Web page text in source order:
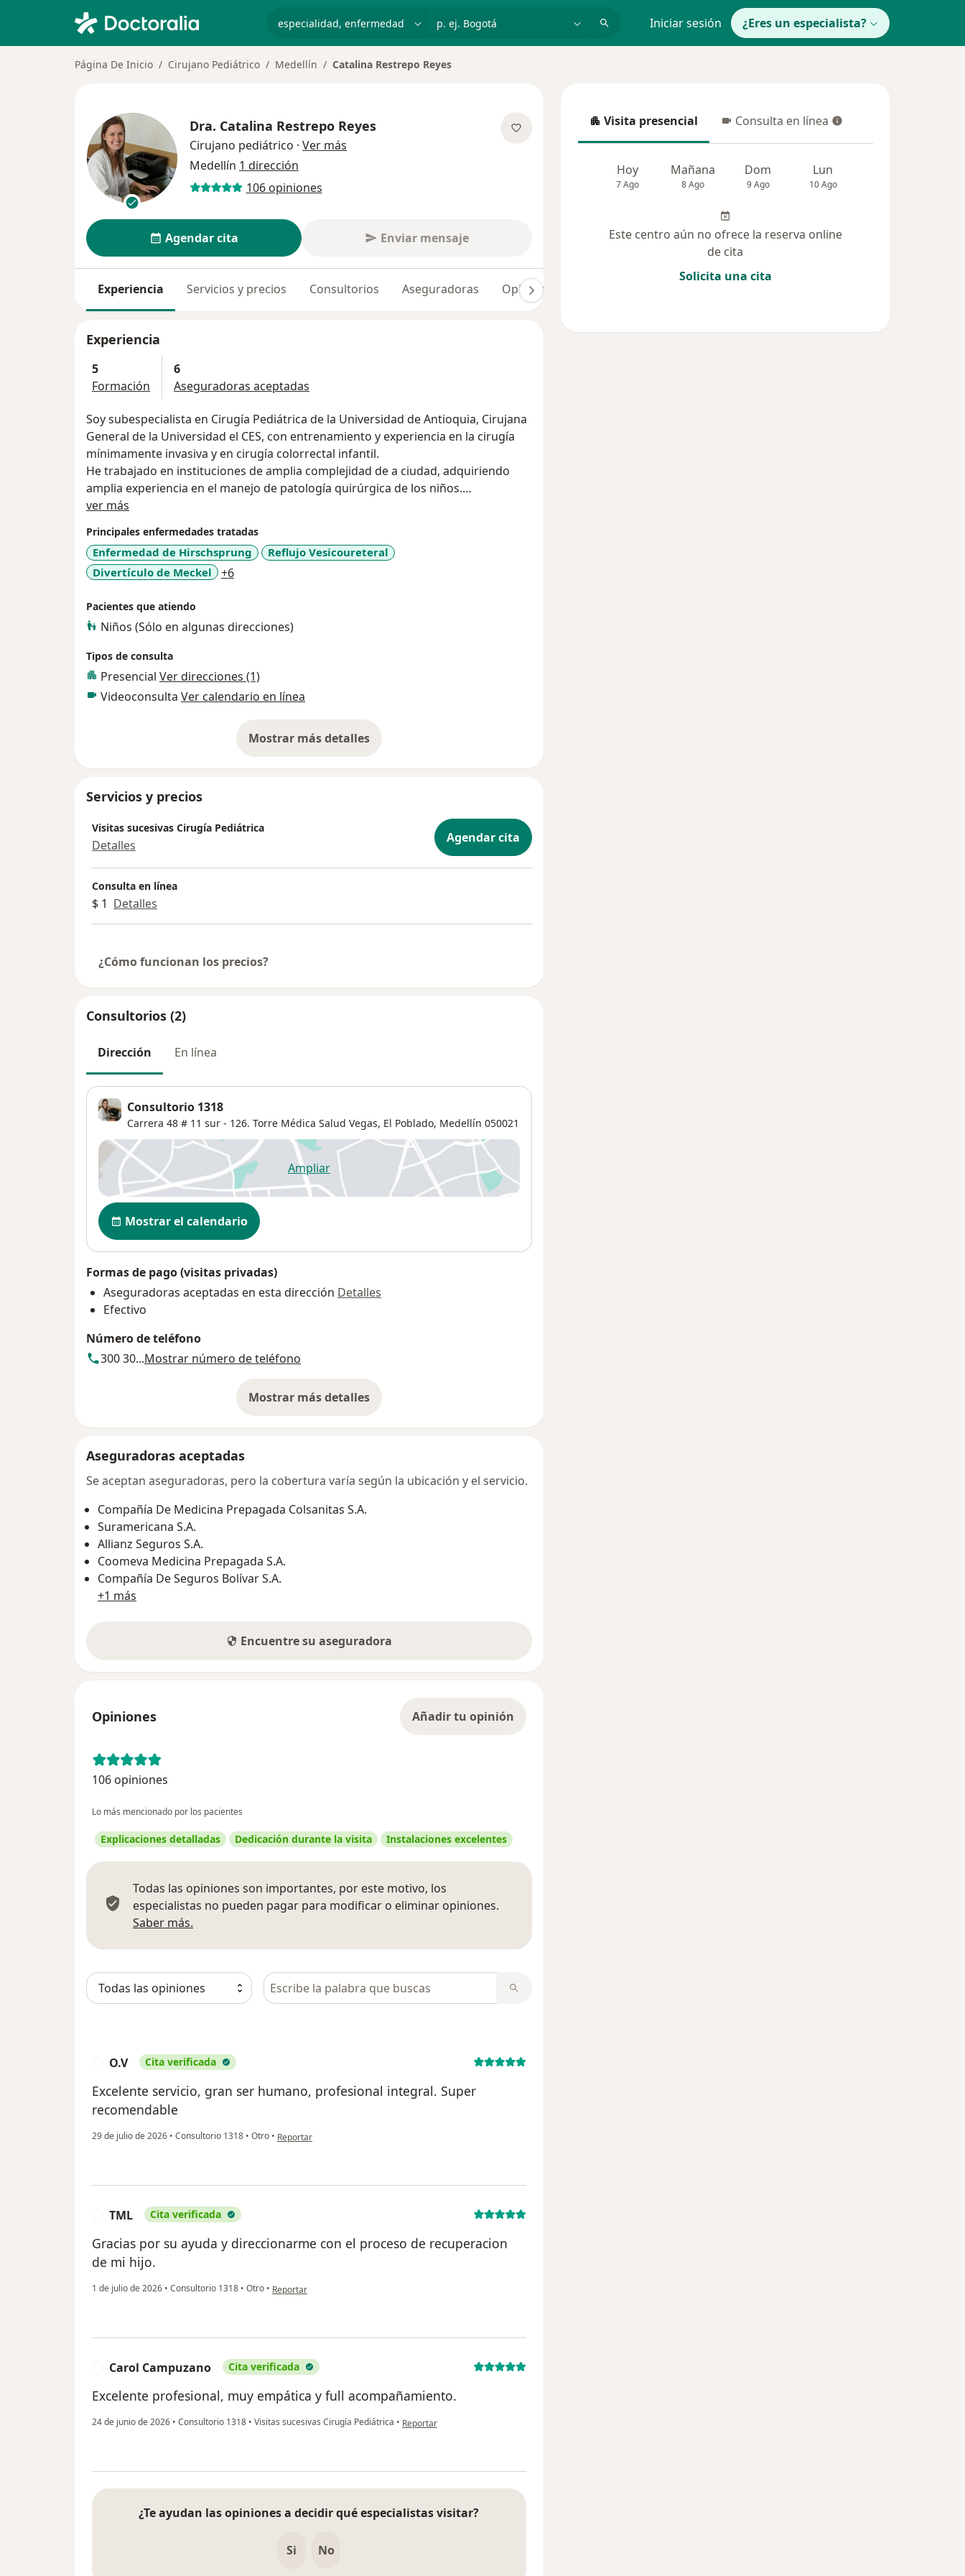
p. ej. Bogotá Iniciar sesión ¿Eres un especialista?
Página De Inicio Cirujano Pediátrico Medellín Catalina Restrepo Reyes
Dra. Catalina Restrepo Reyes
Cirujano pediátrico · Ver más
Medellín 1 dirección
106 opiniones
Agendar cita Enviar mensaje
Experiencia Servicios y precios Consultorios Aseguradoras Opiniones (106)
Experiencia
5
Formación
6
Aseguradoras aceptadas
Soy subespecialista en Cirugía Pediátrica de la Universidad de Antioquia, Cirujana
General de la Universidad el CES, con entrenamiento y experiencia en la cirugía
mínimamente invasiva y en cirugía colorrectal infantil.
He trabajado en instituciones de amplia complejidad de a ciudad, adquiriendo
amplia experiencia en el manejo de patología quirúrgica de los niños.
permanente con los padres, conocimiento y dedicación.
ver más
Principales enfermedades tratadas
Enfermedad de Hirschsprung
Reflujo Vesicoureteral
Divertículo de Meckel
+6a11y_sr_more_diseases
Pacientes que atiendo
Niños (Sólo en algunas direcciones)
Tipos de consulta
Presencial Ver direcciones (1)
Videoconsulta Ver calendario en línea
Mostrar más detalles
sobre la experiencia
Servicios y precios
Visitas sucesivas Cirugía Pediátrica
Detalles Agendar cita
Consulta en línea
$ 1 Detalles
¿Cómo funcionan los precios?
Consultorios (2)
Dirección En línea
Consultorio 1318
Carrera 48 # 11 sur - 126. Torre Médica Salud Vegas, El Poblado, Medellín 050021
Ampliarse abre en una nueva pestaña
Disponibilidad
Mostrar el calendario
Formas de pago (visitas privadas)
Aseguradoras aceptadas en esta dirección Detalles
Efectivo
Número de teléfono
300 30...Mostrar número de teléfono
Mostrar más detalles
sobre la dirección
Aseguradoras aceptadas
Se aceptan aseguradoras, pero la cobertura varía según la ubicación y el servicio.
Compañía De Medicina Prepagada Colsanitas S.A.
Suramericana S.A.
Allianz Seguros S.A.
Coomeva Medicina Prepagada S.A.
Compañía De Seguros Bolívar S.A.
+1 más
Encuentre su aseguradora
Opiniones Añadir tu opinión
106 opiniones
Lo más mencionado por los pacientes
Explicaciones detalladas Dedicación durante la visita Instalaciones excelentes
Todas las opiniones son importantes, por este motivo, los
especialistas no pueden pagar para modificar o eliminar opiniones.
Saber más.
Busca en opiniones
O.V Cita verificada
Excelente servicio, gran ser humano, profesional integral. Super
recomendable
29 de julio de 2026 • Consultorio 1318 • Otro • en opinión del usuario O.V
Reportar
TML Cita verificada
Gracias por su ayuda y direccionarme con el proceso de recuperacion
de mi hijo.
1 de julio de 2026 • Consultorio 1318 • Otro • en opinión del usuario TML
Reportar
Carol Campuzano Cita verificada
Excelente profesional, muy empática y full acompañamiento.
24 de junio de 2026 • Consultorio 1318 • Visitas sucesivas Cirugía Pediátrica • en opinión del usuario Carol Campuzano
Reportar
¿Te ayudan las opiniones a decidir qué especialistas visitar?
Si No
Visita presencial
Visita presencial Consulta en línea
Consulta en línea
Hoy
7 Ago
Mañana
8 Ago
Dom
9 Ago
Lun
10 Ago
Este centro aún no ofrece la reserva online
de cita
Solicita una cita